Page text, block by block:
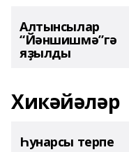
Алтынсылар
“Йәншишмә”гә
яҙылды
Хикәйәләр
Һунарсы терпе